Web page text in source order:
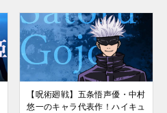
【呪術廻戦】五条悟声優・中村
悠一のキャラ代表作！ハイキュ